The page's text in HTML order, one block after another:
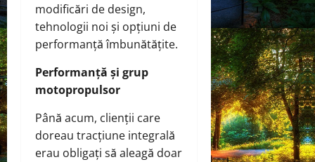
modificări de design,
tehnologii noi și opțiuni de
performanță îmbunătățite.
Performanță și grup
motopropulsor
Până acum, clienții care
doreau tracțiune integrală
erau obligați să aleagă doar